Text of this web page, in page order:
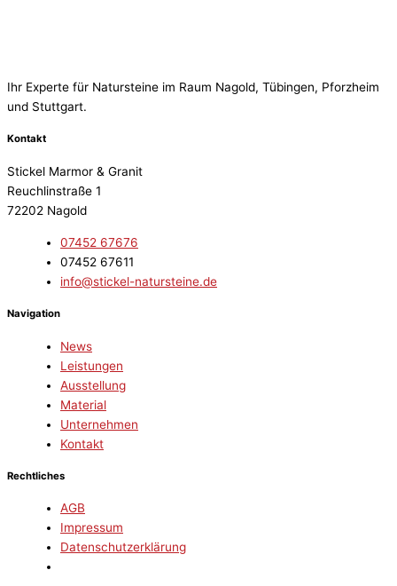
Ihr Experte für Natursteine im Raum Nagold, Tübingen, Pforzheim
und Stuttgart.
Kontakt
Stickel Marmor & Granit
Reuchlinstraße 1
72202 Nagold
07452 67676
07452 67611
info@stickel-natursteine.de
Navigation
News
Leistungen
Ausstellung
Material
Unternehmen
Kontakt
Rechtliches
AGB
Impressum
Datenschutzerklärung